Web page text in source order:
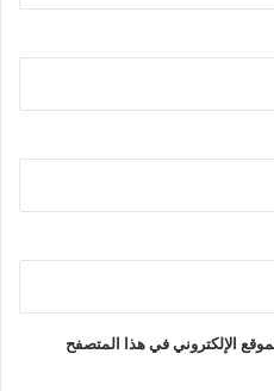
الإلكتروني في هذا المتصفح